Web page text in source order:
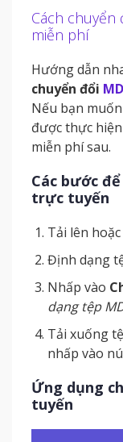
Cách chuyển
miễn phí
Hướng dẫn
chuyển đổi MD
Nếu bạn
được thực
miễn phí sau.
Các bước
trực tuyến
Tải lên
Định dạng
Nhấp vào
dạng tệp
Tải xuống
nhấp vào
Ứng dụng
tuyến